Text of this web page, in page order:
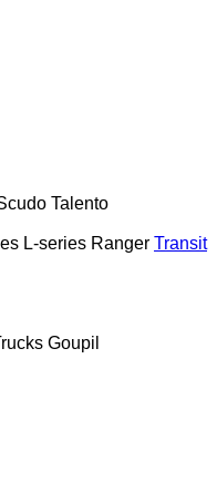
Talento
L-series Ranger Transit
Goupil